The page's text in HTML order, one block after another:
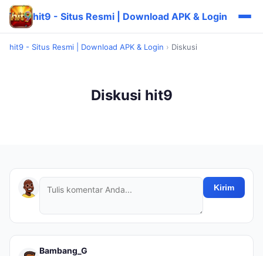
hit9 - Situs Resmi | Download APK & Login
hit9 - Situs Resmi | Download APK & Login › Diskusi
Diskusi hit9
Kirim
Bambang_G